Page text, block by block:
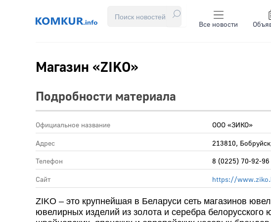
Все новости
Магазин «ZIKO»
Подробности материала
Официальное название ООО «ЗИКО»
Адрес 213810,
Телефон 8 (0225) 70-92-96
Сайт https://
ZIKO – это крупнейшая в Беларуси сеть магазинов
ювелирных изделий из золота и серебра